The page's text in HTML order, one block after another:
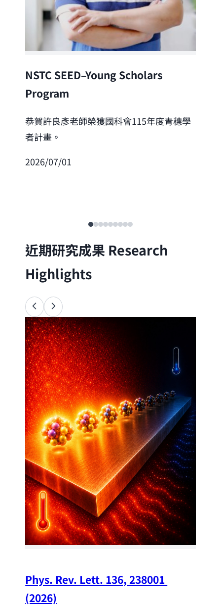
NSTC SEED–Young Scholars
Program
恭賀許良彥老師榮獲國科會115年度青穗學
者計畫。
2026/07/01
近期研究成果 Research
Highlights
Phys. Rev. Lett. 136, 238001
(2026)